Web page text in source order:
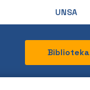
UNSA
Biblioteka